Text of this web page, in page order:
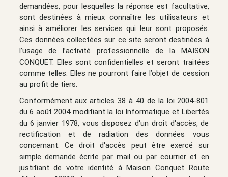
demandées, pour lesquelles la réponse est facultative,
sont destinées à mieux connaître les utilisateurs et
ainsi à améliorer les services qui leur sont proposés.
Ces données collectées sur ce site seront destinées à
l’usage de l’activité professionnelle de la MAISON
CONQUET. Elles sont confidentielles et seront traitées
comme telles. Elles ne pourront faire l’objet de cession
au profit de tiers.
Conformément aux articles 38 à 40 de la loi 2004-801
du 6 août 2004 modifiant la loi Informatique et Libertés
du 6 janvier 1978, vous disposez d'un droit d'accès, de
rectification et de radiation des données vous
concernant. Ce droit d'accès peut être exercé sur
simple demande écrite par mail ou par courrier et en
justifiant de votre identité à Maison Conquet Route